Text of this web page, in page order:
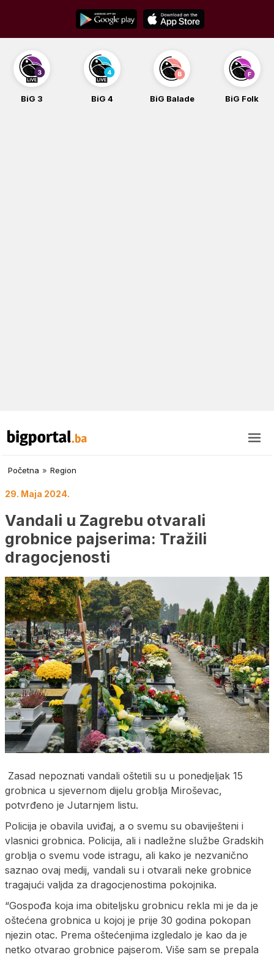
content
BiG 3 BiG 4 BiG Balade BiG Folk
Početna » Region
29. Maja 2024.
Vandali u Zagrebu otvarali
grobnice pajserima: Tražili
dragocjenosti
Zasad nepoznati vandali oštetili su u ponedjeljak 15
grobnica u sjevernom dijelu groblja Miroševac,
potvrđeno je Jutarnjem listu.
Policija je obavila uviđaj, a o svemu su obaviješteni i
vlasnici grobnica. Policija, ali i nadležne službe Gradskih
groblja o svemu vode istragu, ali kako je nezvanično
saznao ovaj medij, vandali su i otvarali neke grobnice
tragajući valjda za dragocjenostima pokojnika.
“Gospođa koja ima obiteljsku grobnicu rekla mi je da je
oštećena grobnica u kojoj je prije 30 godina pokopan
njezin otac. Prema oštećenjima izgledalo je kao da je
netko otvarao grobnice pajserom. Više sam se prepala